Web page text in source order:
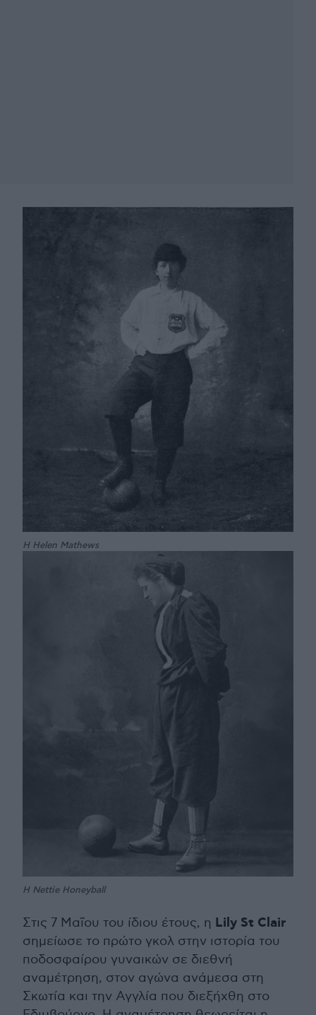
Η Helen Mathews
H Nettie Honeyball
Στις 7 Μαΐου του ίδιου έτους, η Lily St Clair
σημείωσε το πρώτο γκολ στην ιστορία του
ποδοσφαίρου γυναικών σε διεθνή
αναμέτρηση, στον αγώνα ανάμεσα στη
Σκωτία και την Αγγλία που διεξήχθη στο